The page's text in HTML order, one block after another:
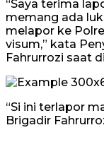
“Saya terima
memang ada
melapor ke
visum,” kata
Fahrurrozi saat
“Si ini terlapor
Brigadir